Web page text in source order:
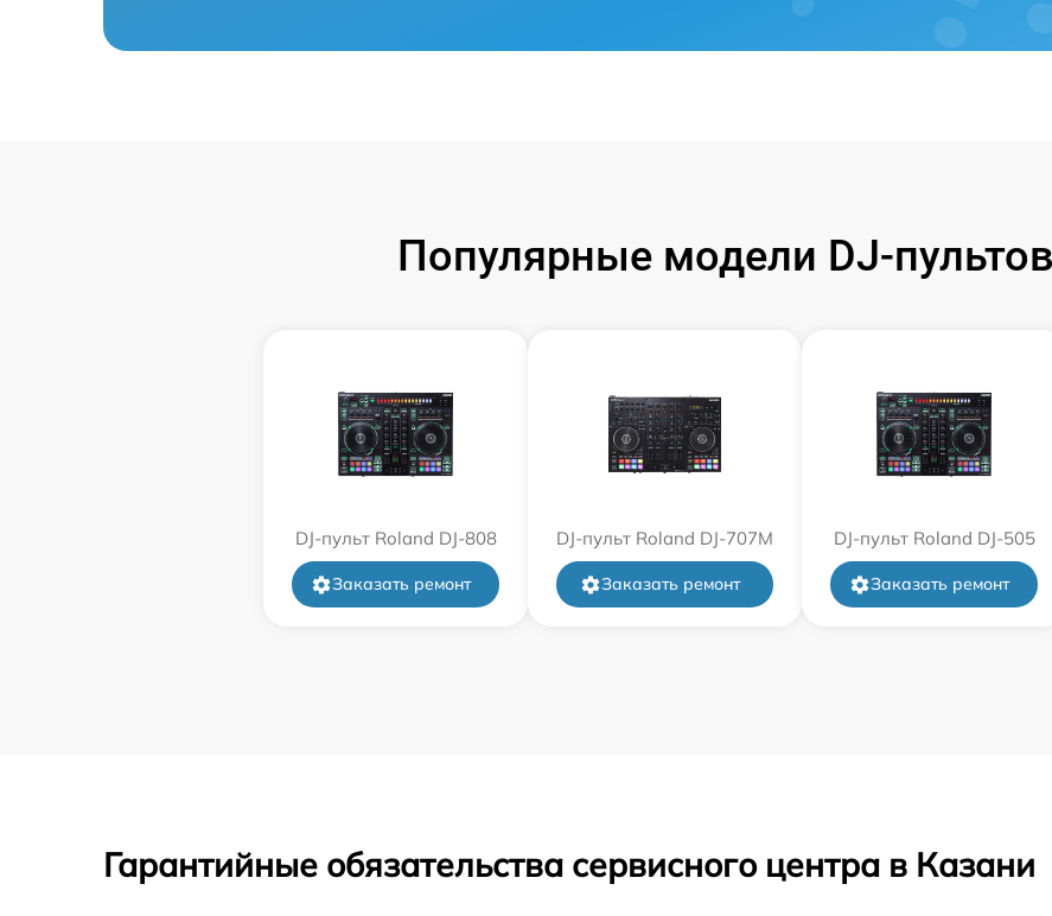
Популярные модели DJ-
DJ-пульт Roland DJ-808
Заказать ремонт
DJ-пульт Roland DJ-707M
Заказать ремонт
DJ-пульт Roland DJ-505
Заказать ремонт
Гарантийные обязательства сервисного центра в Казани